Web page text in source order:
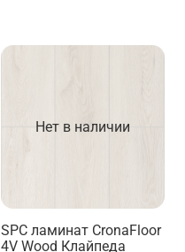
Нет в наличии
SPC ламинат CronaFloor
4V Wood Клайпеда